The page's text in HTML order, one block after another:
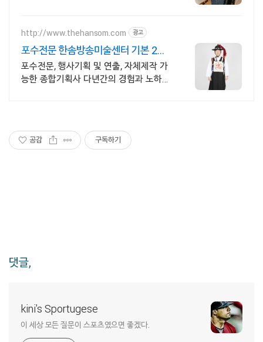
http://www.thehansom.com 광고
포수전문 한솜방송미술센터 기본 2박
3일의 대여기간!
포수전문, 행사기획 및 연출, 자체제작 가
능한 종합기획사 다년간의 경험과 노하우
공감 구독하기
댓글,
kini's Sportugese
이 세상 모든 질문이 스포츠였으면 좋겠다.